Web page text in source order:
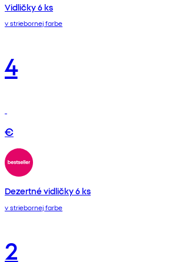
Vidličky 6 ks
v striebornej farbe
4
€
Dezertné vidličky 6 ks
v striebornej farbe
2